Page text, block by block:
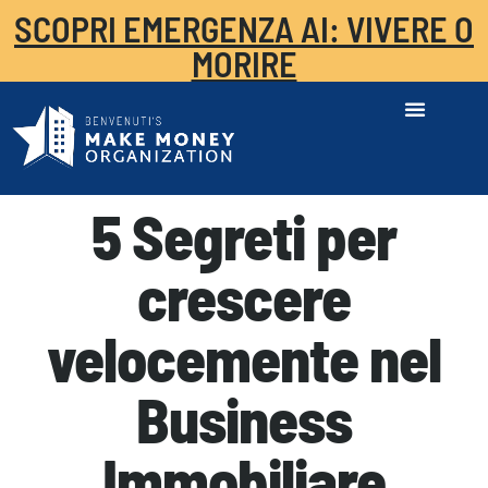
SCOPRI EMERGENZA AI: VIVERE O
MORIRE
5 Segreti per
crescere
velocemente nel
Business